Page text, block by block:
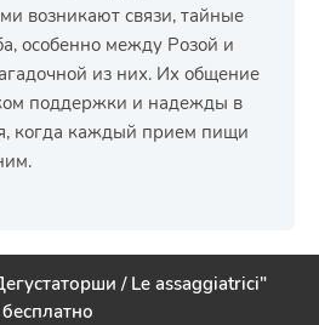
возникают связи, тайные
особенно между Розой и
из них. Их общение
поддержки и надежды в
когда каждый прием пищи
/ Le assaggiatrici"
бесплатно